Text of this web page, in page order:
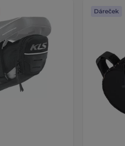
Dáreček